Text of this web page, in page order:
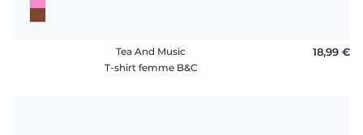
Tea And Music
T-shirt femme B&C
18,99 €